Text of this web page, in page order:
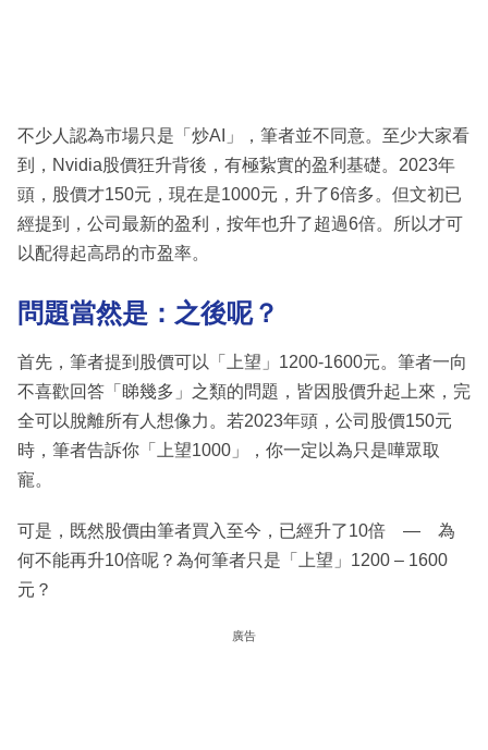
不少人認為市場只是「炒AI」，筆者並不同意。至少大家看
到，Nvidia股價狂升背後，有極紥實的盈利基礎。2023年
頭，股價才150元，現在是1000元，升了6倍多。但文初已
經提到，公司最新的盈利，按年也升了超過6倍。所以才可
以配得起高昂的市盈率。
問題當然是：之後呢？
首先，筆者提到股價可以「上望」1200-1600元。筆者一向
不喜歡回答「睇幾多」之類的問題，皆因股價升起上來，完
全可以脫離所有人想像力。若2023年頭，公司股價150元
時，筆者告訴你「上望1000」，你一定以為只是嘩眾取
寵。
可是，既然股價由筆者買入至今，已經升了10倍 — 為
何不能再升10倍呢？為何筆者只是「上望」1200 – 1600
元？
廣告